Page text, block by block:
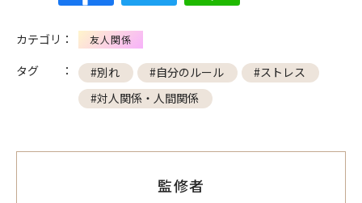
カテゴリ： 友人関係
タグ ： #別れ #自分のルール
#ストレス
#対人関係・人間関係
監修者